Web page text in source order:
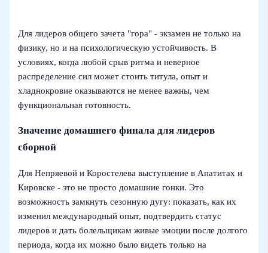
Для лидеров общего зачета "гора" - экзамен не только на
физику, но и на психологическую устойчивость. В
условиях, когда любой срыв ритма и неверное
распределение сил может стоить титула, опыт и
хладнокровие оказываются не менее важны, чем
функциональная готовность.
Значение домашнего финала для лидеров
сборной
Для Непряевой и Коростелева выступление в Апатитах и
Кировске - это не просто домашние гонки. Это
возможность замкнуть сезонную дугу: показать, как их
изменил международный опыт, подтвердить статус
лидеров и дать болельщикам живые эмоции после долгого
периода, когда их можно было видеть только на